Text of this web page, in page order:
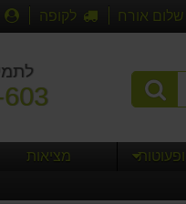
שלום אורח לקופה
מציאות